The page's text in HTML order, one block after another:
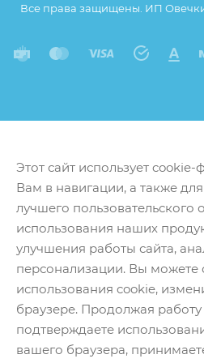
Все права защищены. ИП
Этот сайт использует
Вам в навигации, а также
лучшего пользовательского
использования наших
улучшения работы сайта,
персонализации. Вы можете
использования cookie,
браузере. Продолжая
подтверждаете
вашего браузера,